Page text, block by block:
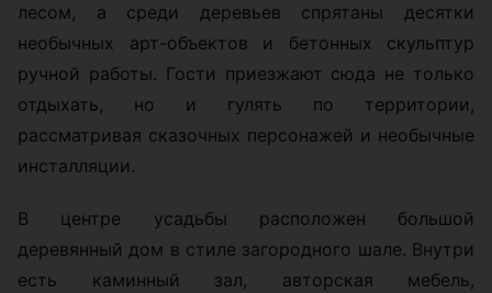
лесом, а среди деревьев спрятаны десятки
необычных арт-объектов и бетонных скульптур
ручной работы. Гости приезжают сюда не только
отдыхать, но и гулять по территории,
рассматривая сказочных персонажей и необычные
инсталляции.
В центре усадьбы расположен большой
деревянный дом в стиле загородного шале. Внутри
есть каминный зал, авторская мебель,